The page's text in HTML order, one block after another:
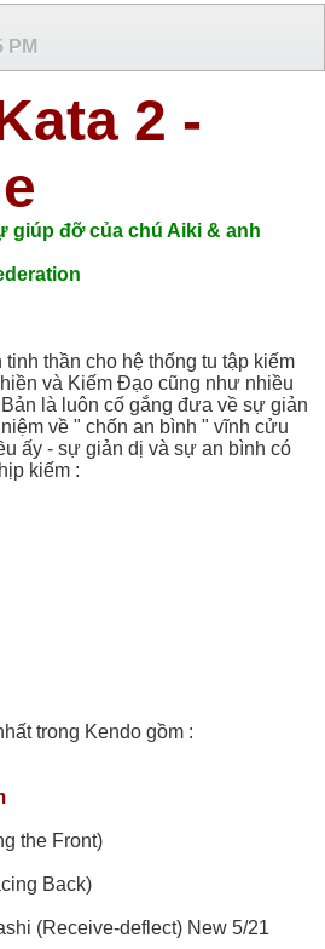
PM
2 -
giúp đỡ của chú Aiki & anh
tinh thần cho hệ thống tu tập kiếm
và Kiếm Đạo cũng như nhiều
là luôn cố gắng đưa về sự giản
về " chốn an bình " vĩnh cửu
ấy - sự giản dị và sự an bình có
kiếm :
trong Kendo gồm :
the Front)
Back)
(Receive-deflect) New 5/21